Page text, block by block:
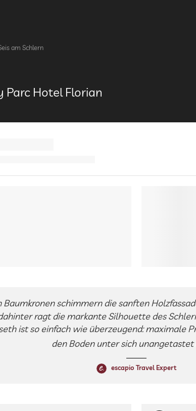
am Schlern
Parc Hotel Florian
Baumkronen schimmern die sanften
ragt die markante Silhouette des
ist so einfach wie überzeugend: maximale
den Boden unter sich unangetastet
escapio Travel Expert